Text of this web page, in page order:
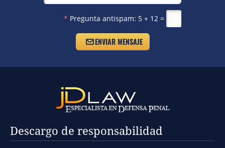
* Pregunta antispam: 5 + 12 =
Descargo de responsabilidad